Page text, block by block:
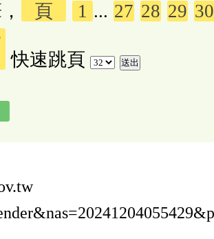
頁
1 ... 27 28 29 30
快速跳頁